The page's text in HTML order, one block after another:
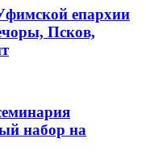
епархии
Псков,
набор на